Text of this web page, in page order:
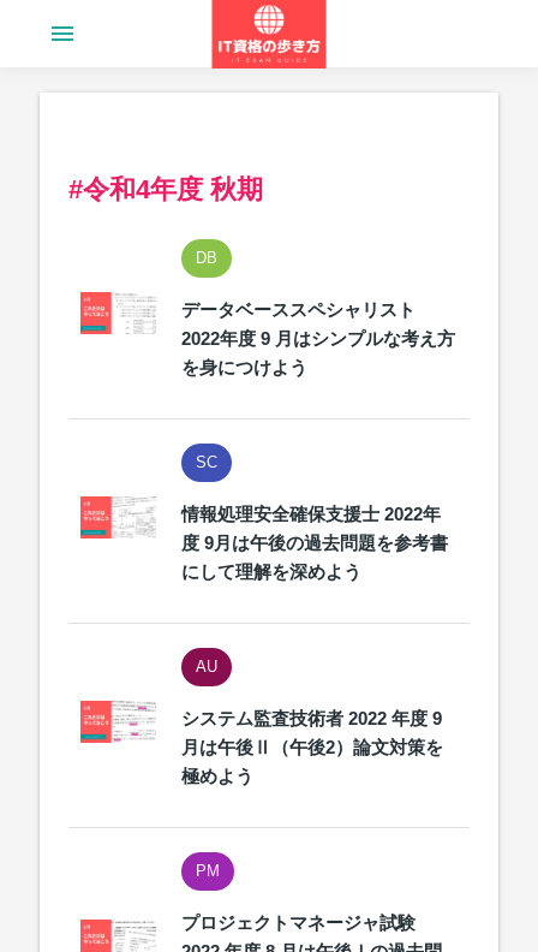
menu
#令和4年度 秋期
DB
データベーススペシャリスト
2022年度 9 月はシンプルな考え方
を身につけよう
SC
情報処理安全確保支援士 2022年
度 9月は午後の過去問題を参考書
にして理解を深めよう
AU
システム監査技術者 2022 年度 9
月は午後Ⅱ（午後2）論文対策を
極めよう
PM
プロジェクトマネージャ試験